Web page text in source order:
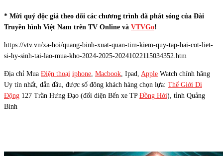
* Mời quý độc giả theo dõi các chương trình đã phát sóng của Đài
Truyền hình Việt Nam trên TV Online và VTVGo!
https://vtv.vn/xa-hoi/quang-binh-xuat-quan-tim-kiem-quy-tap-hai-cot-liet-
si-hy-sinh-tai-lao-mua-kho-2024-2025-20241022115034352.htm
Địa chỉ Mua Điện thoại iphone Macbook , Ipad, Apple Watch chính hãng
Uy tín nhất, dẫn đầu, được số đông khách hàng chọn lựa: Thế Giới Di
Động 127 Trần Hưng Đạo (đối diện Bến xe TP Đồng Hới), tỉnh Quảng
Bình